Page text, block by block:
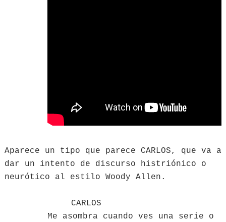
Aparece un tipo que parece CARLOS, que va a
dar un intento de discurso histriónico o
neurótico al estilo Woody Allen.
CARLOS
Me asombra cuando ves una serie o